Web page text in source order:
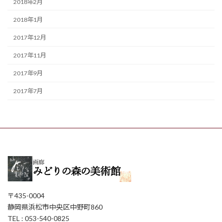
2018年2月
2018年1月
2017年12月
2017年11月
2017年9月
2017年7月
〒435-0004
静岡県浜松市中央区中野町860
TEL : 053-540-0825